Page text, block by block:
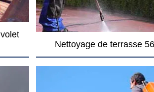
Nettoyage de terrasse 56